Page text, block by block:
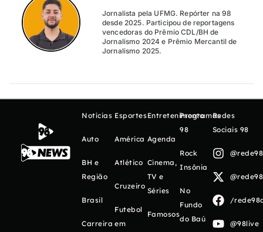
Jornalista pela UFMG. Repórter na 98
desde 2025. Participou de reportagens
vencedoras do Prêmio CDL/BH de
Jornalismo 2024 e Prêmio Mercantil de
Jornalismo 2025.
Notícias
Auto
BH e
Região
Brasil
Carreira
Esportes
América
Atlético
Cruzeiro
Futebol
em
Entretenimento
Agenda
Cinema,
TV e
Séries
Famosos
Programas
98
Rock
Insônia
No
Fundo
do Baú
Redes
Sociais 98
/
@98live